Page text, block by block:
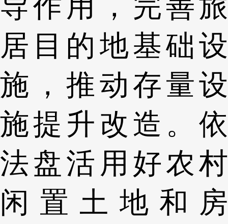
居目的地基础设
施，推动存量设
施提升改造。依
法盘活用好农村
闲置土地和房